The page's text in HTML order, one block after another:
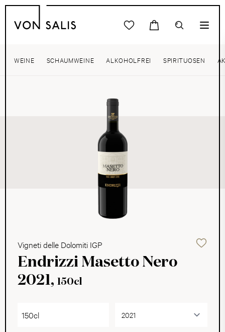
WEINE SCHAUMWEINE ALKOHOLFREI SPIRITUOSEN
Vigneti delle Dolomiti IGP
Endrizzi Masetto Nero
2021, 150cl
150cl